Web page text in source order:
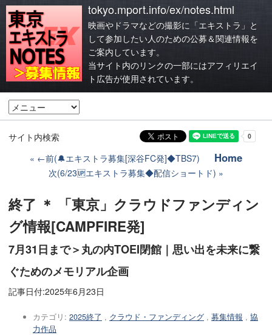
tokyo.mport.info/ex/notes.html
映画やドラマなどの撮影に「エキストラ」と
して参加したい人のための公募＆関連情報を
ご案内しています。
当サイト内のリンクの一部にはアフィリエイ
ト広告が使用されています。
サイト内検索
←前(🔔エキストラ募集[深谷FC発]◆TBS7)
Home
次(6/23🆙エキストラ募集◆配信ショートド)
終了 ＊ 「東京」クラウドファンディン
グ情報[CAMPFIRE発]
7月31日まで＞丸の内TOEI閉館｜思い出を未来に繋
ぐためのメモリアル企画
記事日付:2025年6月23日
カテゴリ: 2025終了 , クラウド・ファンディング , 募集情報 , 協
力作品